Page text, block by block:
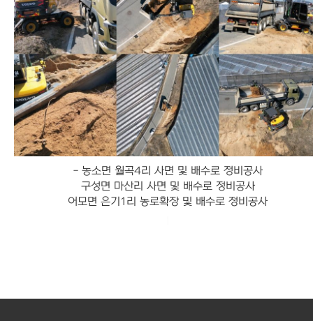
-농소면 월곡4리 사면 및 배수로 정비공사
구성면 마산리 사면 및 배수로 정비공사
어모면 은기1리 농로확장 및 배수로 정비공사